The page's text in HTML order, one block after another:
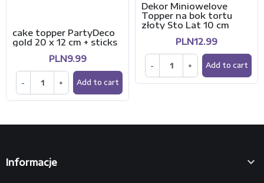
cake topper PartyDeco
gold 20 x 12 cm + sticks
PLN9.99
- + Add to cart
Dekor Miniowelove
Topper na bok tortu
złoty Sto Lat 10 cm
PLN12.99
- + Add to cart
Informacje 